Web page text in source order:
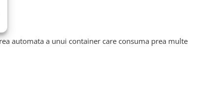
automata a unui container care consuma prea multe